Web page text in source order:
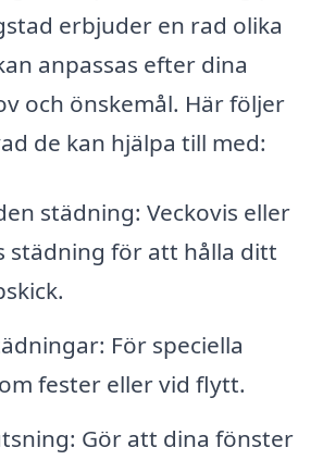
erbjuder en rad olika
anpassas efter dina
och önskemål. Här följer
de kan hjälpa till med:
städning: Veckovis eller
städning för att hålla ditt
För speciella
fester eller vid flytt.
Gör att dina fönster